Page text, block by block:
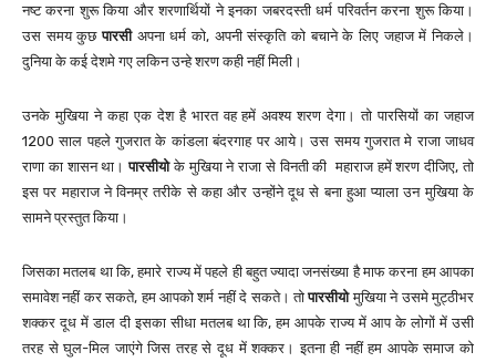
नष्ट करना शुरू किया और शरणार्थियों ने इनका जबरदस्ती धर्म परिवर्तन करना शुरू किया।
उस समय कुछपारसीअपना धर्म को, अपनी संस्कृति को बचाने के लिए जहाज में निकले।
दुनिया के कई देशमे गए लकिन उन्हे शरण कही नहीं मिली।
उनके मुखिया ने कहा एक देश है भारत वह हमें अवश्य शरण देगा। तो पारसियों का जहाज
1200 साल पहले गुजरात के कांडला बंदरगाह पर आये। उस समय गुजरात मे राजा जाधव
राणा का शासन था।पारसीयोके मुखिया ने राजा से विनती की महाराज हमें शरण दीजिए, तो
इस पर महाराज ने विनम्र तरीके से कहा और उन्होंने दूध से बना हुआ प्याला उन मुखिया के
सामने प्रस्तुत किया।
जिसका मतलब था कि, हमारे राज्य में पहले ही बहुत ज्यादा जनसंख्या है माफ करना हम आपका
समावेश नहीं कर सकते, हम आपको शर्म नहीं दे सकते। तोपारसीयोमुखिया ने उसमे मुट्ठीभर
शक्कर दूध में डाल दी इसका सीधा मतलब था कि, हम आपके राज्य में आप के लोगों में उसी
तरह से घुल-मिल जाएंगे जिस तरह से दूध में शक्कर। इतना ही नहीं हम आपके समाज को